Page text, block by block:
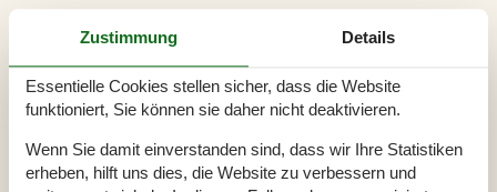
Marielyst bietet Urlaubern eine breite Palette an Freizeit- und
dieser Gegend herzlich willkommen. Hier können Sie aus
sechs Golfplätzen ihren Lieblingsplatz auswählen. In der
Minigolfanlage und einen Reitstall. Ein Adrenalinschub und
Zustimmung Details
Essentielle Cookies stellen sicher, dass die Website
funktioniert, Sie können sie daher nicht deaktivieren.
Wenn Sie damit einverstanden sind, dass wir Ihre Statistiken
erheben, hilft uns dies, die Website zu verbessern und